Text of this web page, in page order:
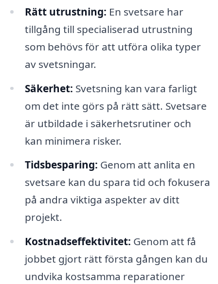
Rätt utrustning: En svetsare har
tillgång till specialiserad utrustning
som behövs för att utföra olika typer
av svetsningar.
Säkerhet: Svetsning kan vara farligt
om det inte görs på rätt sätt. Svetsare
är utbildade i säkerhetsrutiner och
kan minimera risker.
Tidsbesparing: Genom att anlita en
svetsare kan du spara tid och fokusera
på andra viktiga aspekter av ditt
projekt.
Kostnadseffektivitet: Genom att få
jobbet gjort rätt första gången kan du
undvika kostsamma reparationer